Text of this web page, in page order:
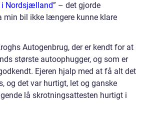
i Nordsjælland” – det gjorde
min bil ikke længere kunne klare
Autogenbrug, der er kendt for at
største autoophugger, og som er
Ejeren hjalp med at få alt det
og det var hurtigt, let og ganske
lå skrotningsattesten hurtigt i